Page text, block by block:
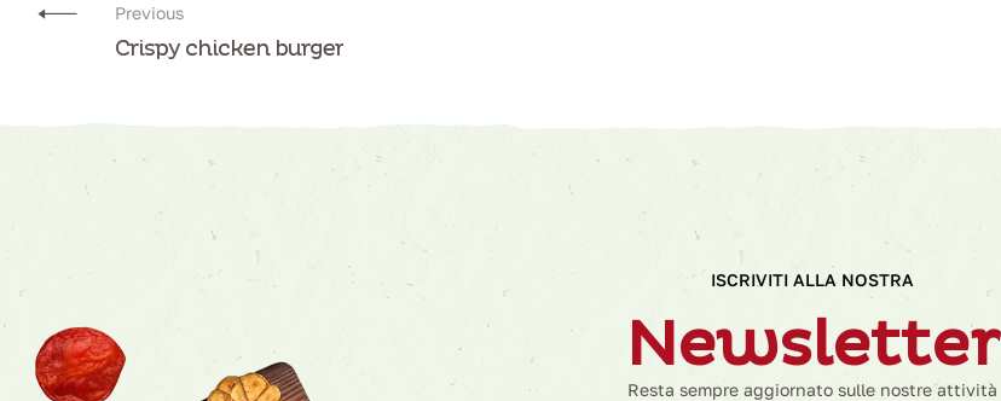
Previous
Crispy chicken burger
Newsletter
ISCRIVITI ALLA NOSTRA
Resta sempre aggiornato sulle nostre attività